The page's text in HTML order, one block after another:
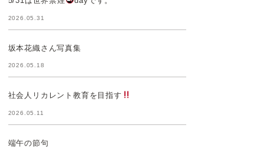
2026.05.31
坂本花織さん写真集
2026.05.18
社会人リカレント教育を目指す
2026.05.11
端午の節句